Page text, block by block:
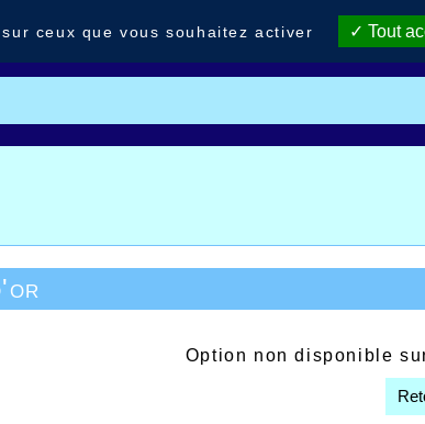
Option non disponible
ceux que vous souhaitez activer Tout